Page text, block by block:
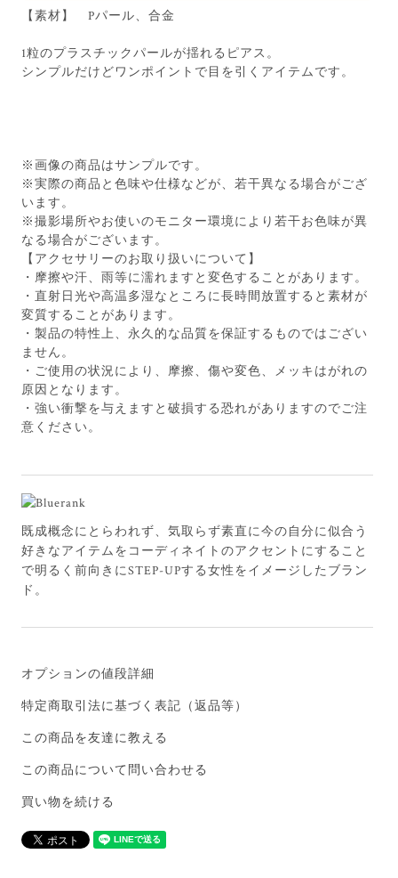
【素材】 Pパール、合金
1粒のプラスチックパールが揺れるピアス。
シンプルだけどワンポイントで目を引くアイテムです。
※画像の商品はサンプルです。
※実際の商品と色味や仕様などが、若干異なる場合がござ
います。
※撮影場所やお使いのモニター環境により若干お色味が異
なる場合がございます。
【アクセサリーのお取り扱いについて】
・摩擦や汗、雨等に濡れますと変色することがあります。
・直射日光や高温多湿なところに長時間放置すると素材が
変質することがあります。
・製品の特性上、永久的な品質を保証するものではござい
ません。
・ご使用の状況により、摩擦、傷や変色、メッキはがれの
原因となります。
・強い衝撃を与えますと破損する恐れがありますのでご注
意ください。
既成概念にとらわれず、気取らず素直に今の自分に似合う
好きなアイテムをコーディネイトのアクセントにすること
で明るく前向きにSTEP-UPする女性をイメージしたブラン
ド。
オプションの値段詳細
特定商取引法に基づく表記（返品等）
この商品を友達に教える
この商品について問い合わせる
買い物を続ける